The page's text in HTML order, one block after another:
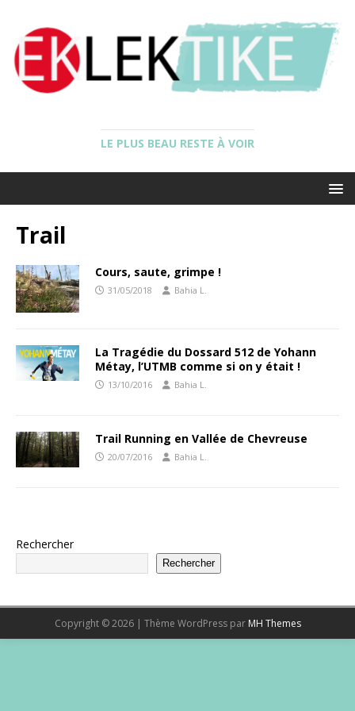
LE PLUS BEAU RESTE À VOIR
Trail
Cours, saute, grimpe !
31/05/2018 Bahia L.
La Tragédie du Dossard 512 de Yohann
Métay, l’UTMB comme si on y était !
13/10/2016 Bahia L.
Trail Running en Vallée de Chevreuse
20/07/2016 Bahia L.
Rechercher
Rechercher
Copyright © 2026 | Thème WordPress par MH Themes